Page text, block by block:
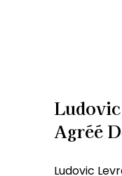
Agréé
Ludovic